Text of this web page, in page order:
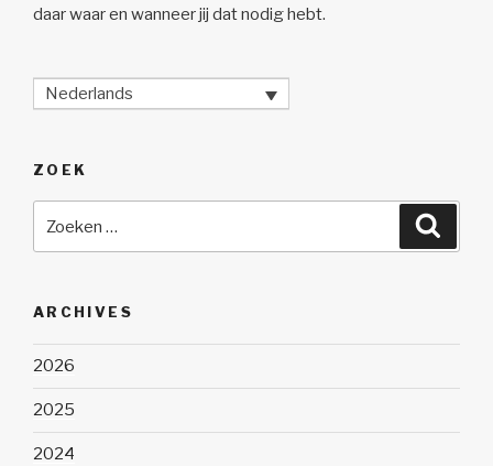
daar waar en wanneer jij dat nodig hebt.
Nederlands
ZOEK
ARCHIVES
2026
2025
2024